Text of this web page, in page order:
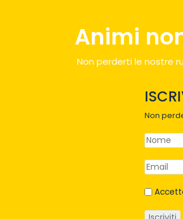
Animi
Non perderti le nostre
Non